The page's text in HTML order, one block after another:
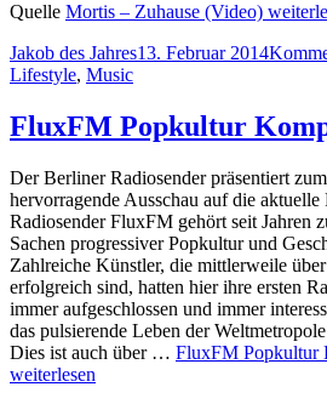
Quelle Mortis – Zuhause (Video)
Jakob des Jahres13. Februar 2014
Lifestyle, Music
FluxFM Popkultur
Der Berliner Radiosender präsentiert
hervorragende Ausschau auf die
Radiosender FluxFM gehört seit Jahren
Sachen progressiver Popkultur und
Zahlreiche Künstler, die mittlerweile
erfolgreich sind, hatten hier ihre ersten
immer aufgeschlossen und immer
das pulsierende Leben der
Dies ist auch über … FluxFM Popkultur
weiterlesen